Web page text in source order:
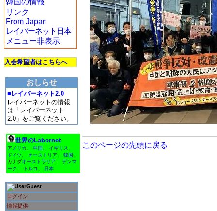
韓国の情報
リンク
From Japan
レイバーネット日本
メニュー非表示
入会希望者はこちらへ
おしらせ
■レイバーネット2.0
レイバーネットの情報
は「レイバーネット
2.0」をご覧ください。
世界のLabornet
アメリカ 中国 イギリス
ドイツ
オーストリア 韓国
カナダオーストラリア
デンマ
ーク
トルコ 日本
Guest
ログイン
情報提供
このページの先頭に戻る